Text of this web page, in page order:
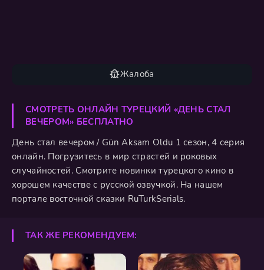
Жалоба
СМОТРЕТЬ ОНЛАЙН ТУРЕЦКИЙ «ДЕНЬ СТАЛ
ВЕЧЕРОМ» БЕСПЛАТНО
День стал вечером / Gün Aksam Oldu 1 сезон, 4 серия
онлайн. Погрузитесь в мир страстей и роковых
случайностей. Смотрите новинки турецкого кино в
хорошем качестве с русской озвучкой. На нашем
портале восточной сказки RuTurkSerials.
ТАК ЖЕ РЕКОМЕНДУЕМ: